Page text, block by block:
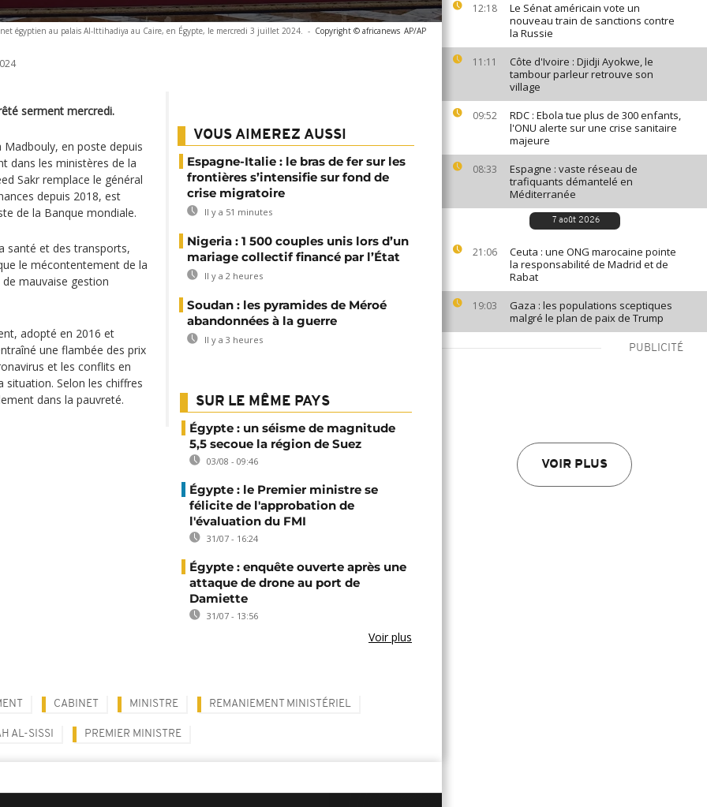
12:18
Le Sénat américain vote un
nouveau train de sanctions contre
la Russie
11:11
Côte d'Ivoire : Djidji Ayokwe, le
tambour parleur retrouve son
village
09:52
RDC : Ebola tue plus de 300 enfants,
l'ONU alerte sur une crise sanitaire
majeure
08:33
Espagne : vaste réseau de
trafiquants démantelé en
Méditerranée
7 août 2026
21:06
Ceuta : une ONG marocaine pointe
la responsabilité de Madrid et de
Rabat
19:03
Gaza : les populations sceptiques
malgré le plan de paix de Trump
PUBLICITÉ
VOIR PLUS
égyptien au palais Al-Ittihadiya au Caire, en Égypte, le mercredi 3 juillet 2024. - Copyright © africanews AP/AP
serment mercredi.
en poste depuis
dans les ministères de la
Sakr remplace le général
depuis 2018, est
de la Banque mondiale.
santé et des transports,
le mécontentement de la
mauvaise gestion
adopté en 2016 et
une flambée des prix
et les conflits en
Selon les chiffres
dans la pauvreté.
VOUS AIMEREZ AUSSI
Espagne-Italie : le bras de fer sur les
frontières s’intensifie sur fond de
crise migratoire
Il y a 51 minutes
Nigeria : 1 500 couples unis lors d’un
mariage collectif financé par l’État
Il y a 2 heures
Soudan : les pyramides de Méroé
abandonnées à la guerre
Il y a 3 heures
SUR LE MÊME PAYS
Égypte : un séisme de magnitude
5,5 secoue la région de Suez
03/08 - 09:46
Égypte : le Premier ministre se
félicite de l'approbation de
l'évaluation du FMI
31/07 - 16:24
Égypte : enquête ouverte après une
attaque de drone au port de
Damiette
31/07 - 13:56
Voir plus
CABINET MINISTRE REMANIEMENT MINISTÉRIEL
AL-SISSI PREMIER MINISTRE